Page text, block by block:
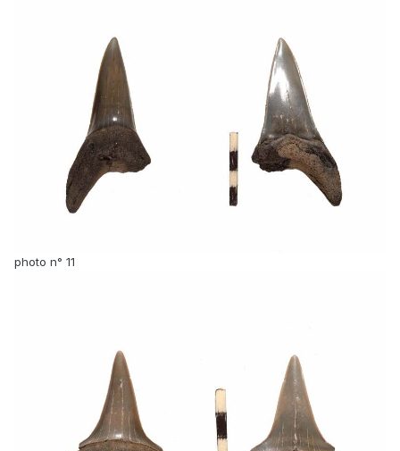
photo n° 11